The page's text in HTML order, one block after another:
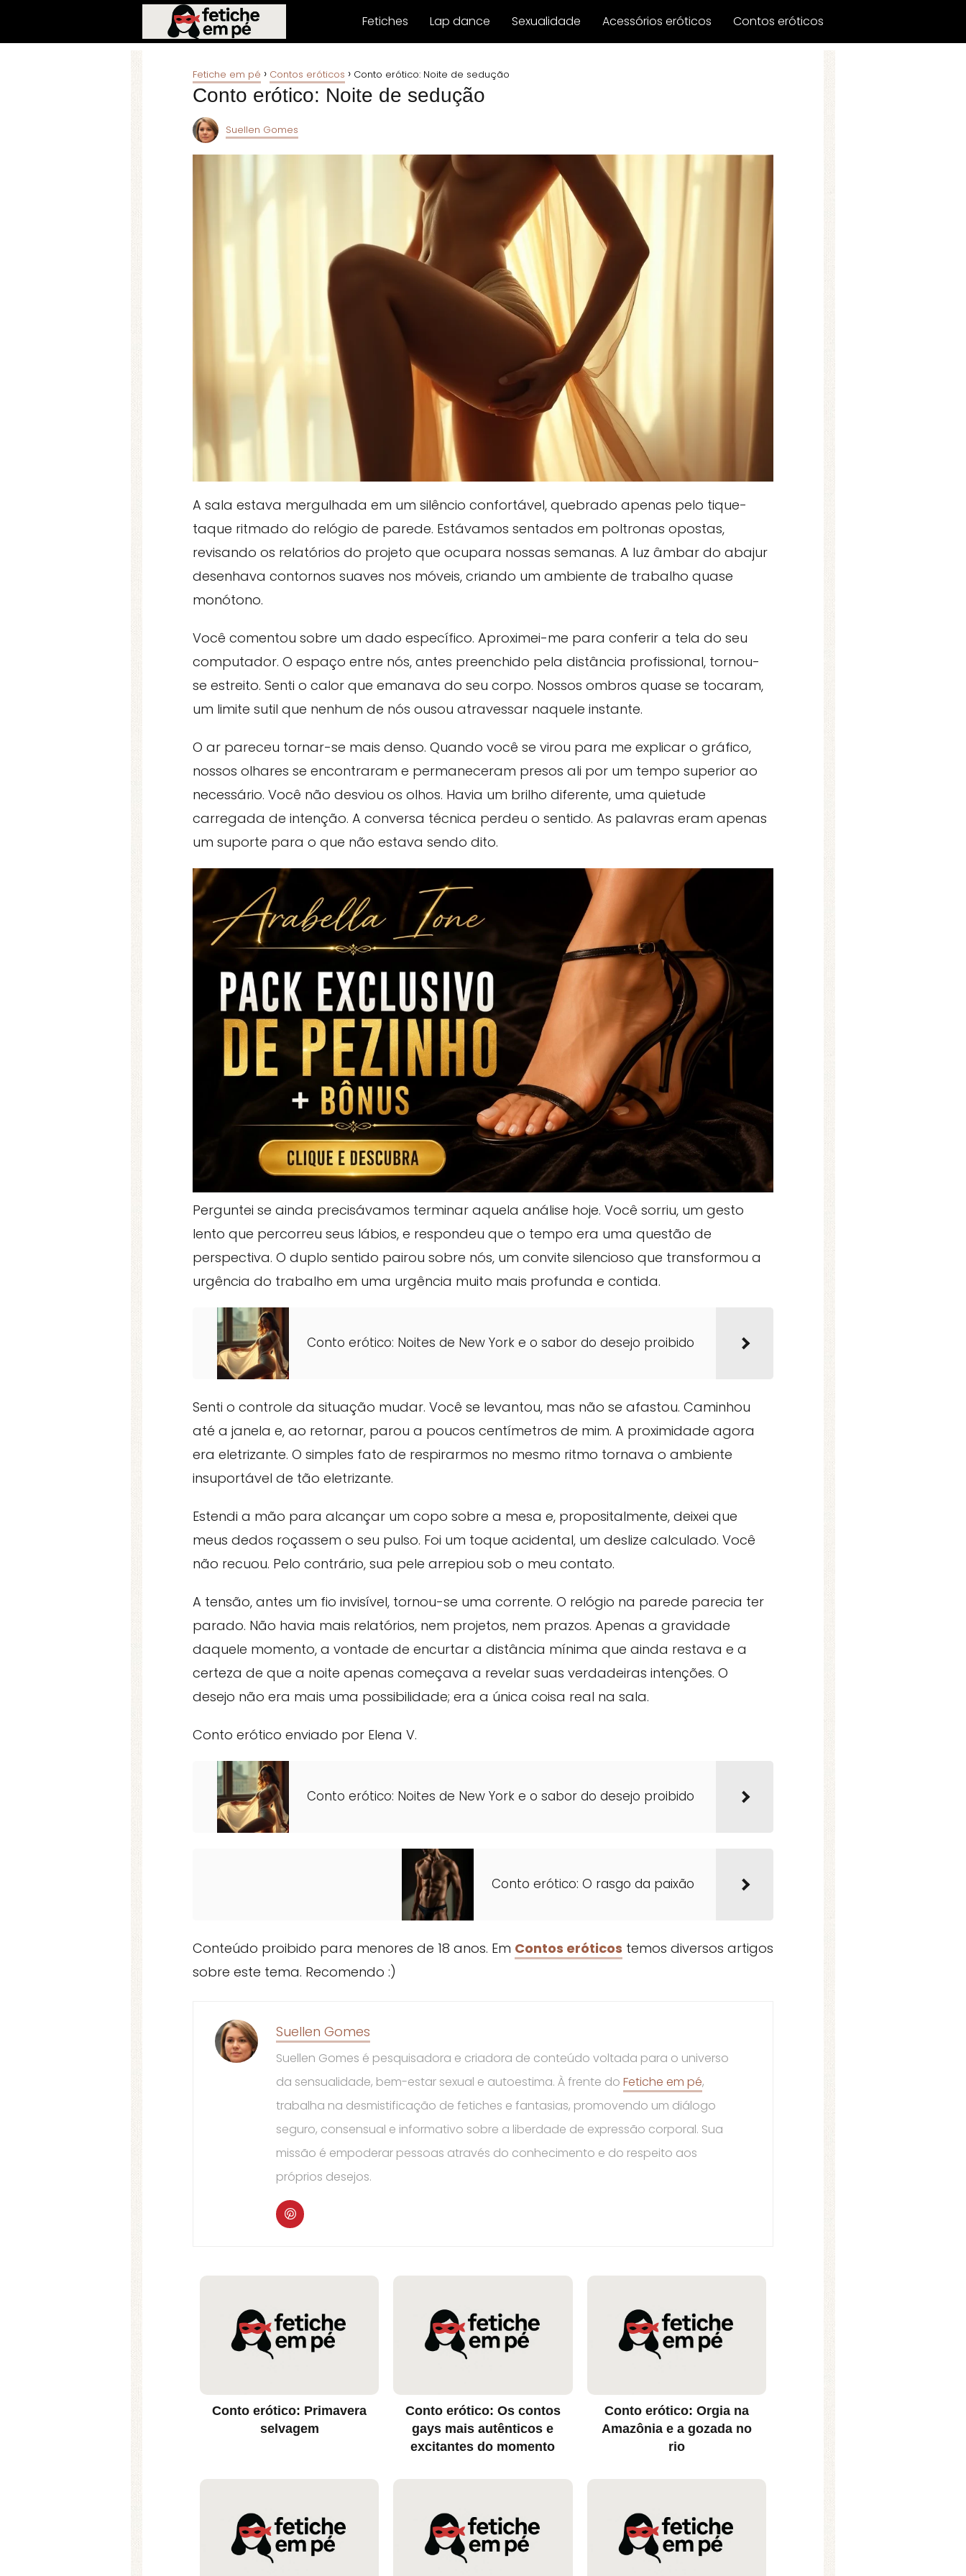
Fetiches Lap dance Sexualidade Acessórios eróticos Contos eróticos
Fetiche em pé Contos eróticos Conto erótico: Noite de sedução
Conto erótico: Noite de sedução
Suellen Gomes
A sala estava mergulhada em um silêncio confortável, quebrado apenas pelo tique-
taque ritmado do relógio de parede. Estávamos sentados em poltronas opostas,
revisando os relatórios do projeto que ocupara nossas semanas. A luz âmbar do abajur
desenhava contornos suaves nos móveis, criando um ambiente de trabalho quase
monótono.
Você comentou sobre um dado específico. Aproximei-me para conferir a tela do seu
computador. O espaço entre nós, antes preenchido pela distância profissional, tornou-
se estreito. Senti o calor que emanava do seu corpo. Nossos ombros quase se tocaram,
um limite sutil que nenhum de nós ousou atravessar naquele instante.
O ar pareceu tornar-se mais denso. Quando você se virou para me explicar o gráfico,
nossos olhares se encontraram e permaneceram presos ali por um tempo superior ao
necessário. Você não desviou os olhos. Havia um brilho diferente, uma quietude
carregada de intenção. A conversa técnica perdeu o sentido. As palavras eram apenas
um suporte para o que não estava sendo dito.
Perguntei se ainda precisávamos terminar aquela análise hoje. Você sorriu, um gesto
lento que percorreu seus lábios, e respondeu que o tempo era uma questão de
perspectiva. O duplo sentido pairou sobre nós, um convite silencioso que transformou a
urgência do trabalho em uma urgência muito mais profunda e contida.
Conto erótico: Noites de New York e o sabor do desejo proibido
Senti o controle da situação mudar. Você se levantou, mas não se afastou. Caminhou
até a janela e, ao retornar, parou a poucos centímetros de mim. A proximidade agora
era eletrizante. O simples fato de respirarmos no mesmo ritmo tornava o ambiente
insuportável de tão eletrizante.
Estendi a mão para alcançar um copo sobre a mesa e, propositalmente, deixei que
meus dedos roçassem o seu pulso. Foi um toque acidental, um deslize calculado. Você
não recuou. Pelo contrário, sua pele arrepiou sob o meu contato.
A tensão, antes um fio invisível, tornou-se uma corrente. O relógio na parede parecia ter
parado. Não havia mais relatórios, nem projetos, nem prazos. Apenas a gravidade
daquele momento, a vontade de encurtar a distância mínima que ainda restava e a
certeza de que a noite apenas começava a revelar suas verdadeiras intenções. O
desejo não era mais uma possibilidade; era a única coisa real na sala.
Conto erótico enviado por Elena V.
Conto erótico: Noites de New York e o sabor do desejo proibido
Conto erótico: O rasgo da paixão
Conteúdo proibido para menores de 18 anos. Em Contos eróticos temos diversos artigos
sobre este tema. Recomendo :)
Suellen Gomes
Suellen Gomes é pesquisadora e criadora de conteúdo voltada para o universo
da sensualidade, bem-estar sexual e autoestima. À frente do Fetiche em pé,
trabalha na desmistificação de fetiches e fantasias, promovendo um diálogo
seguro, consensual e informativo sobre a liberdade de expressão corporal. Sua
missão é empoderar pessoas através do conhecimento e do respeito aos
próprios desejos.
Conto erótico: Primavera
selvagem
Conto erótico: Os contos
gays mais autênticos e
excitantes do momento
Conto erótico: Orgia na
Amazônia e a gozada no
rio